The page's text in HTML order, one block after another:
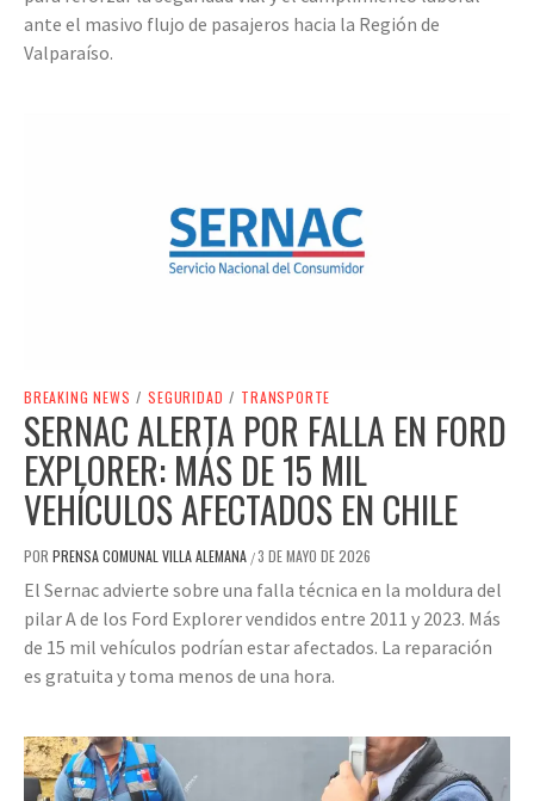
ante el masivo flujo de pasajeros hacia la Región de
Valparaíso.
BREAKING NEWS / SEGURIDAD / TRANSPORTE
SERNAC ALERTA POR FALLA EN FORD
EXPLORER: MÁS DE 15 MIL
VEHÍCULOS AFECTADOS EN CHILE
POR PRENSA COMUNAL VILLA ALEMANA /3 DE MAYO DE 2026
El Sernac advierte sobre una falla técnica en la moldura del
pilar A de los Ford Explorer vendidos entre 2011 y 2023. Más
de 15 mil vehículos podrían estar afectados. La reparación
es gratuita y toma menos de una hora.